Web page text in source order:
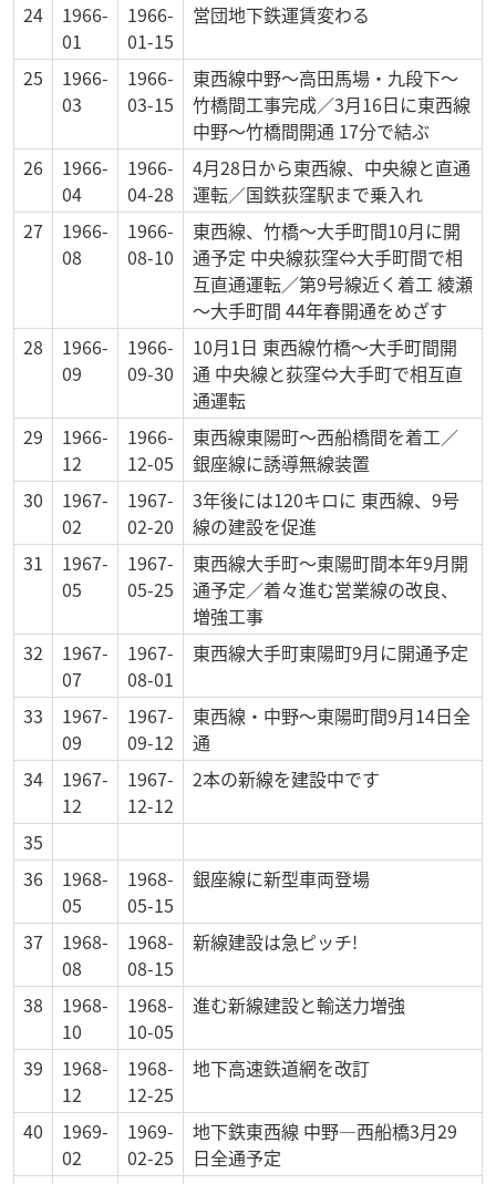
24
1966-
01
1966-
01-15
営団地下鉄運賃変わる
25
1966-
03
1966-
03-15
東西線中野～高田馬場・九段下～
竹橋間工事完成／3月16日に東西線
中野～竹橋間開通 17分で結ぶ
26
1966-
04
1966-
04-28
4月28日から東西線、中央線と直通
運転／国鉄荻窪駅まで乗入れ
27
1966-
08
1966-
08-10
東西線、竹橋～大手町間10月に開
通予定 中央線荻窪⇔大手町間で相
互直通運転／第9号線近く着工 綾瀬
～大手町間 44年春開通をめざす
28
1966-
09
1966-
09-30
10月1日 東西線竹橋～大手町間開
通 中央線と荻窪⇔大手町で相互直
通運転
29
1966-
12
1966-
12-05
東西線東陽町～西船橋間を着工／
銀座線に誘導無線装置
30
1967-
02
1967-
02-20
3年後には120キロに 東西線、9号
線の建設を促進
31
1967-
05
1967-
05-25
東西線大手町～東陽町間本年9月開
通予定／着々進む営業線の改良、
増強工事
32
1967-
07
1967-
08-01
東西線大手町東陽町9月に開通予定
33
1967-
09
1967-
09-12
東西線・中野～東陽町間9月14日全
通
34
1967-
12
1967-
12-12
2本の新線を建設中です
35
36
1968-
05
1968-
05-15
銀座線に新型車両登場
37
1968-
08
1968-
08-15
新線建設は急ピッチ!
38
1968-
10
1968-
10-05
進む新線建設と輸送力増強
39
1968-
12
1968-
12-25
地下高速鉄道網を改訂
40
1969-
02
1969-
02-25
地下鉄東西線 中野―西船橋3月29
日全通予定